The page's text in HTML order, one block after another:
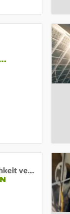
Wenn Fiktion die Wirklichkeit verschiebt: